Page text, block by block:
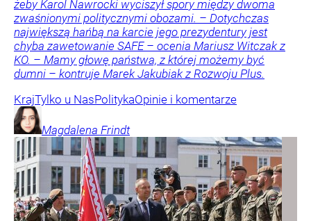
żeby Karol Nawrocki wyciszył spory między dwoma
zwaśnionymi politycznymi obozami. – Dotychczas
największą hańbą na karcie jego prezydentury jest
chyba zawetowanie SAFE – ocenia Mariusz Witczak z
KO. – Mamy głowę państwa, z której możemy być
dumni – kontruje Marek Jakubiak z Rozwoju Plus.
KrajTylko u NasPolitykaOpinie i komentarze
Magdalena Frindt